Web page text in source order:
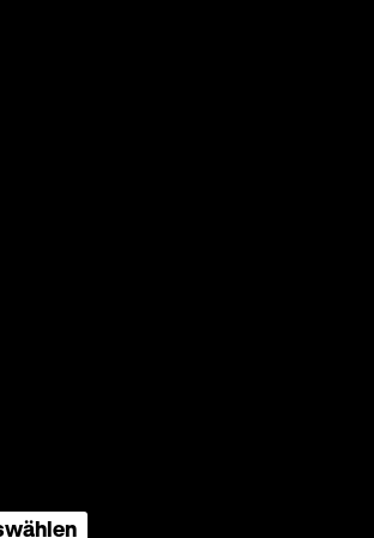
Museum
Beauftragten der Bundesregierung für